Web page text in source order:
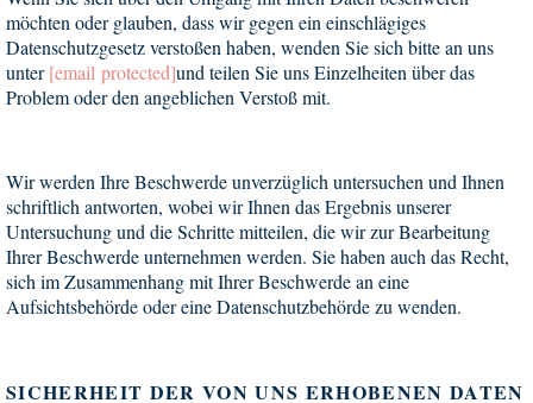
möchten oder glauben, dass wir gegen ein einschlägiges
Datenschutzgesetz verstoßen haben, wenden Sie sich bitte an uns
unter[email protected]und teilen Sie uns Einzelheiten über das
Problem oder den angeblichen Verstoß mit.
Wir werden Ihre Beschwerde unverzüglich untersuchen und Ihnen
schriftlich antworten, wobei wir Ihnen das Ergebnis unserer
Untersuchung und die Schritte mitteilen, die wir zur Bearbeitung
Ihrer Beschwerde unternehmen werden. Sie haben auch das Recht,
sich im Zusammenhang mit Ihrer Beschwerde an eine
Aufsichtsbehörde oder eine Datenschutzbehörde zu wenden.
SICHERHEIT DER VON UNS ERHOBENEN DATEN